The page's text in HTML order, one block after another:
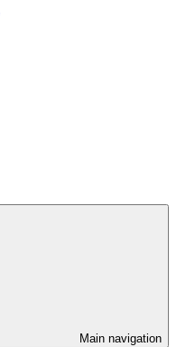
Main navigation